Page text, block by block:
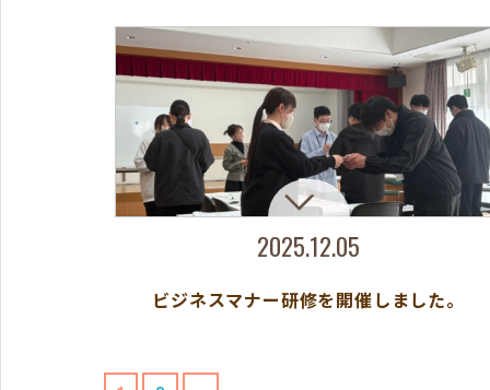
2025.12.05
ビジネスマナー研修を開催しました。